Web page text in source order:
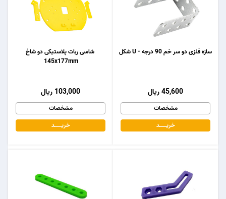
شاسی ربات پلاستیکی دو شاخ
145x177mm
103,000 ریال
مشخصات
خریـــــــد
سازه فلزی دو سر خم 90 درجه - U شکل
45,600 ریال
مشخصات
خریـــــــد